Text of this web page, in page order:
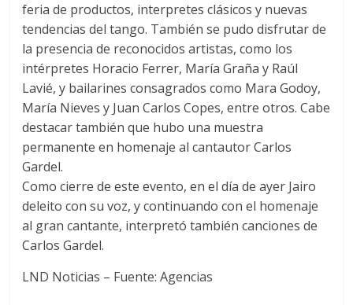
feria de productos, interpretes clásicos y nuevas
tendencias del tango. También se pudo disfrutar de
la presencia de reconocidos artistas, como los
intérpretes Horacio Ferrer, María Graña y Raúl
Lavié, y bailarines consagrados como Mara Godoy,
María Nieves y Juan Carlos Copes, entre otros. Cabe
destacar también que hubo una muestra
permanente en homenaje al cantautor Carlos
Gardel.
Como cierre de este evento, en el día de ayer Jairo
deleito con su voz, y continuando con el homenaje
al gran cantante, interpretó también canciones de
Carlos Gardel.
LND Noticias – Fuente: Agencias